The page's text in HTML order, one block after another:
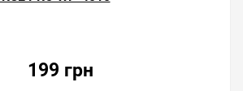
199 грн